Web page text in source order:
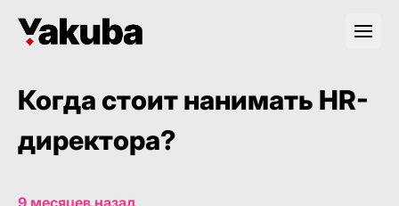
Когда стоит нанимать HR-
директора?
9 месяцев назад